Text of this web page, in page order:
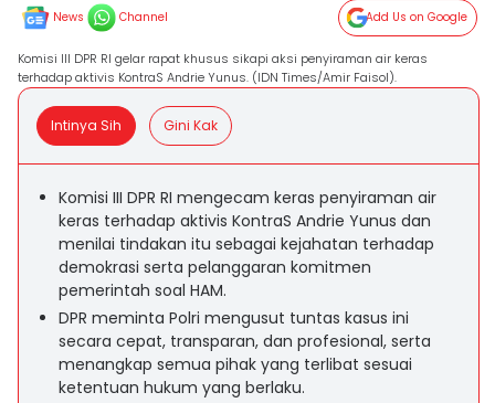
News Channel Add Us on Google
Komisi III DPR RI gelar rapat khusus sikapi aksi penyiraman air keras
terhadap aktivis KontraS Andrie Yunus. (IDN Times/Amir Faisol).
Intinya Sih Gini Kak
Komisi III DPR RI mengecam keras penyiraman air
keras terhadap aktivis KontraS Andrie Yunus dan
menilai tindakan itu sebagai kejahatan terhadap
demokrasi serta pelanggaran komitmen
pemerintah soal HAM.
DPR meminta Polri mengusut tuntas kasus ini
secara cepat, transparan, dan profesional, serta
menangkap semua pihak yang terlibat sesuai
ketentuan hukum yang berlaku.